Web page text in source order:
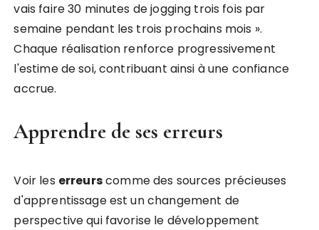
vais faire 30 minutes de jogging trois fois par
semaine pendant les trois prochains mois ».
Chaque réalisation renforce progressivement
l'estime de soi, contribuant ainsi à une confiance
accrue.
Apprendre de ses erreurs
Voir les erreurscomme des sources précieuses
d'apprentissage est un changement de
perspective qui favorise le développement